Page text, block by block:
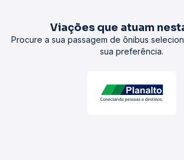
Viações que atuam
Procure a sua passagem de ônibus
sua preferência.